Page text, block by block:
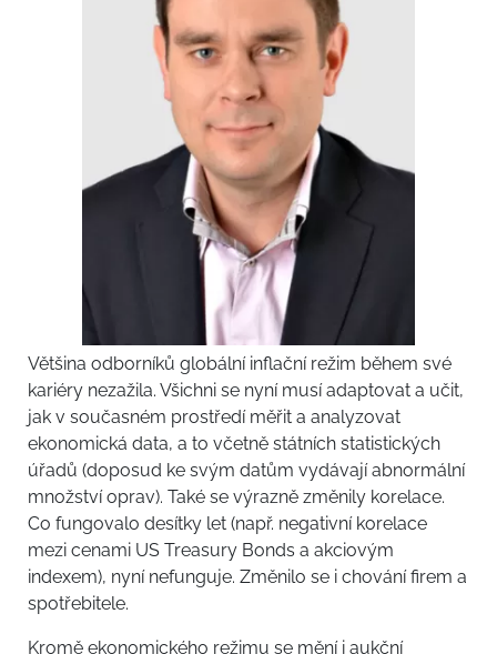
Většina odborníků globální inflační režim během své
kariéry nezažila. Všichni se nyní musí adaptovat a učit,
jak v současném prostředí měřit a analyzovat
ekonomická data, a to včetně státních statistických
úřadů (doposud ke svým datům vydávají abnormální
množství oprav). Také se výrazně změnily korelace.
Co fungovalo desítky let (např. negativní korelace
mezi cenami US Treasury Bonds a akciovým
indexem), nyní nefunguje. Změnilo se i chování firem a
spotřebitele.
Kromě ekonomického režimu se mění i aukční